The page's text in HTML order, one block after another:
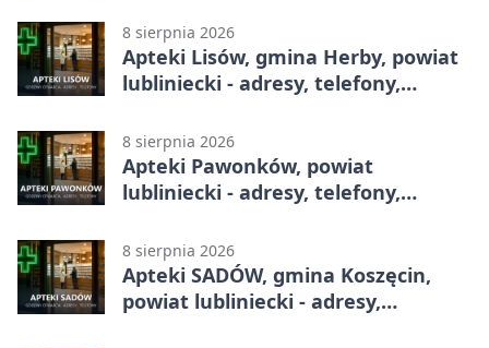
8 sierpnia 2026
Apteki Lisów, gmina Herby, powiat
lubliniecki - adresy, telefony,
8 sierpnia 2026
Apteki Pawonków, powiat
lubliniecki - adresy, telefony,
8 sierpnia 2026
Apteki SADÓW, gmina Koszęcin,
powiat lubliniecki - adresy,